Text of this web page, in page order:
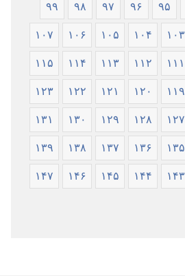
۹۵ ۹۶ ۹۷ ۹۸ ۹۹
۱۰۳ ۱۰۴ ۱۰۵ ۱۰۶ ۱۰۷
۱۱۱ ۱۱۲ ۱۱۳ ۱۱۴ ۱۱۵
۱۱۹ ۱۲۰ ۱۲۱ ۱۲۲ ۱۲۳
۱۲۷ ۱۲۸ ۱۲۹ ۱۳۰ ۱۳۱
۱۳۵ ۱۳۶ ۱۳۷ ۱۳۸ ۱۳۹
۱۴۳ ۱۴۴ ۱۴۵ ۱۴۶ ۱۴۷